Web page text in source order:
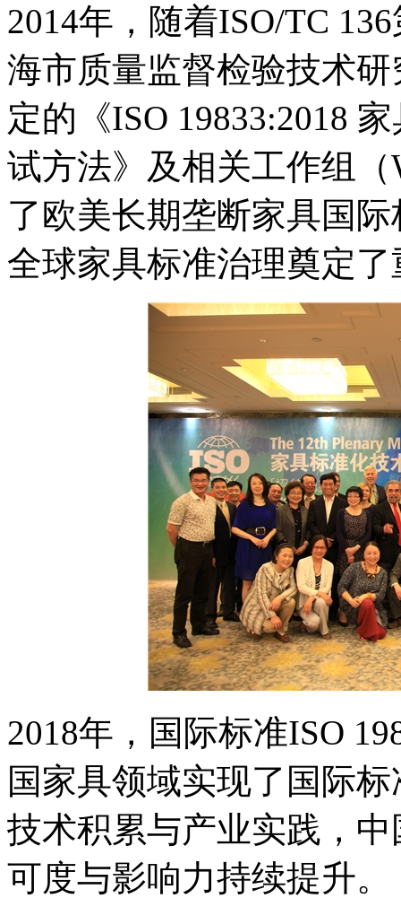
2014年，随着ISO/TC
海市质量监督检验技术
定的《ISO 19833:2018
试方法》及相关工作组
了欧美长期垄断家具国
全球家具标准治理奠定
2018年，国际标准ISO
国家具领域实现了国际
技术积累与产业实践，
可度与影响力持续提升。